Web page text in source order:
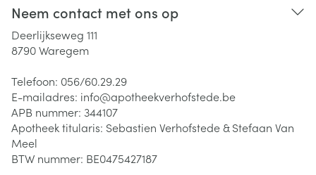
Neem contact met ons op
Deerlijkseweg 111
8790Waregem
Telefoon: 056/60.29.29
E-mailadres: info@apotheekverhofstede.be
APB nummer: 344107
Apotheek titularis: Sebastien Verhofstede & Stefaan Van
Meel
BTW nummer: BE0475427187